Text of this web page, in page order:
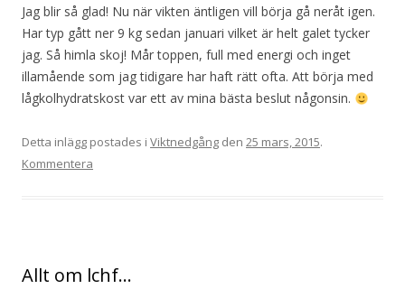
Jag blir så glad! Nu när vikten äntligen vill börja gå neråt igen.
Har typ gått ner 9 kg sedan januari vilket är helt galet tycker
jag. Så himla skoj! Mår toppen, full med energi och inget
illamående som jag tidigare har haft rätt ofta. Att börja med
lågkolhydratskost var ett av mina bästa beslut någonsin.
Detta inlägg postades i Viktnedgång den 25 mars, 2015.
Kommentera
Allt om lchf…